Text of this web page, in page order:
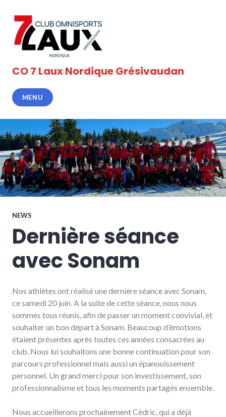
contenu
principal
CO 7 Laux Nordique Grésivaudan
MENU
NEWS
Dernière séance
avec Sonam
Nos athlètes ont réalisé une dernière séance avec Sonam,
ce samedi 20 juin. A la suite de cette séance, nous nous
sommes tous réunis, afin de passer un moment convivial, et
souhaiter un bon départ à Sonam. Beaucoup d’émotions
étaient présentes après toutes ces années consacrées au
club. Nous lui souhaitons une bonne continuation pour son
parcours professionnel mais aussi un épanouissement
personnel. Un grand merci pour son investissement, son
professionnalisme et tous les moments partagés ensemble.
Nous accueillerons prochainement Cédric, qui a déjà